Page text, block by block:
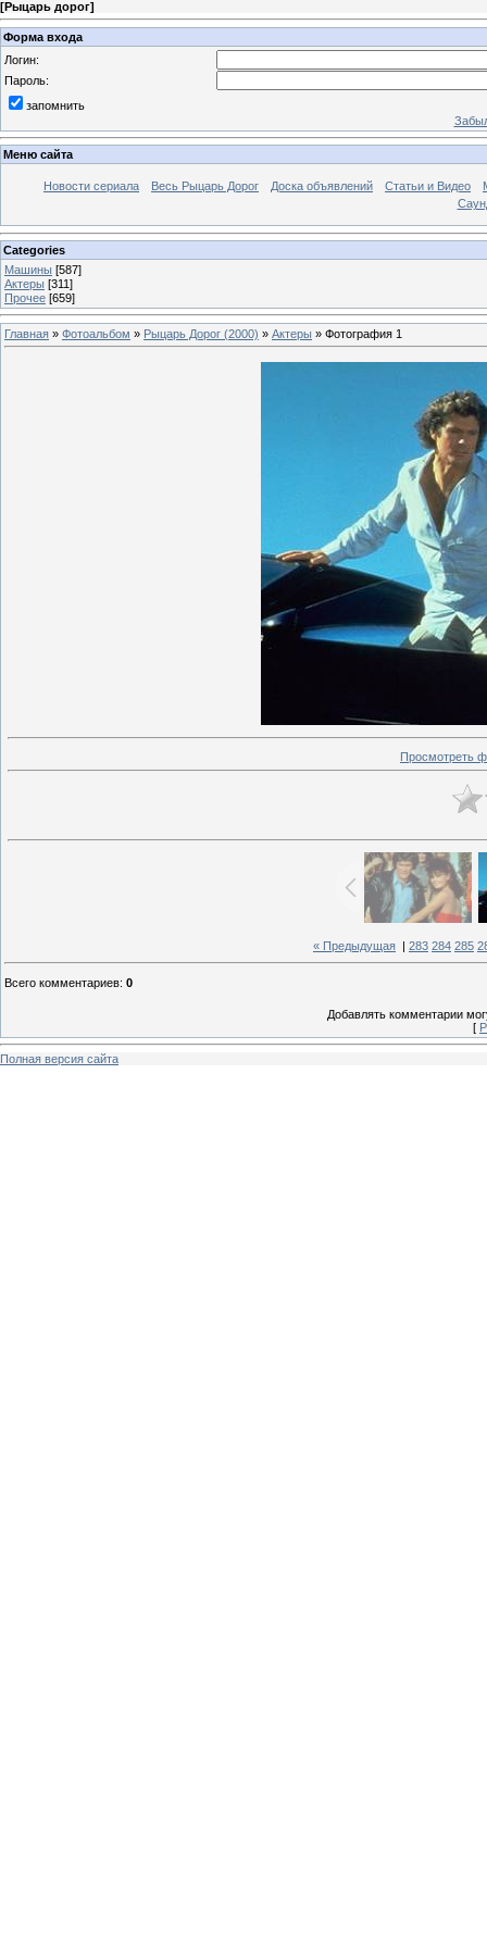
[Рыцарь дорог]
Форма входа
Логин:
Пароль:
запомнить
Меню сайта
Новости сериала Весь Рыцарь Дорог Доска объявлений Статьи и Видео
Categories
Машины [587]
Актеры [311]
Прочее [659]
Главная » Фотоальбом » Рыцарь Дорог (2000) » Актеры » Фотография 1
Просмотреть
« Предыдущая 283 284 285
Всего комментариев: 0
Добавлять комментарии
[
Полная версия сайта